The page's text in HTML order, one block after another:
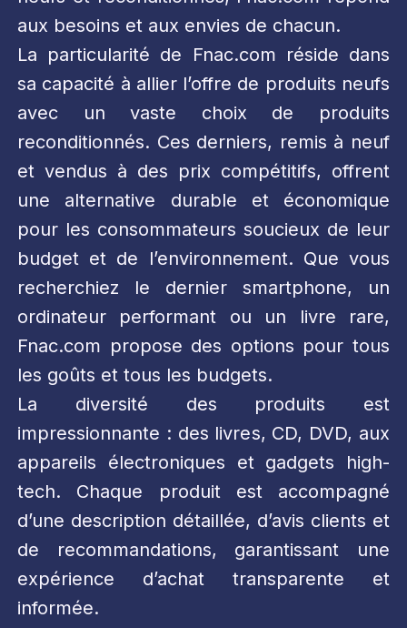
aux besoins et aux envies de chacun.
La particularité de Fnac.com réside dans
sa capacité à allier l’offre de produits neufs
avec un vaste choix de produits
reconditionnés. Ces derniers, remis à neuf
et vendus à des prix compétitifs, offrent
une alternative durable et économique
pour les consommateurs soucieux de leur
budget et de l’environnement. Que vous
recherchiez le dernier smartphone, un
ordinateur performant ou un livre rare,
Fnac.com propose des options pour tous
les goûts et tous les budgets.
La diversité des produits est
impressionnante : des livres, CD, DVD, aux
appareils électroniques et gadgets high-
tech. Chaque produit est accompagné
d’une description détaillée, d’avis clients et
de recommandations, garantissant une
expérience d’achat transparente et
informée.